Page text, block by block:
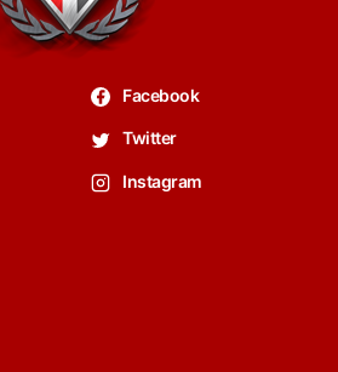
Facebook
Twitter
Instagram